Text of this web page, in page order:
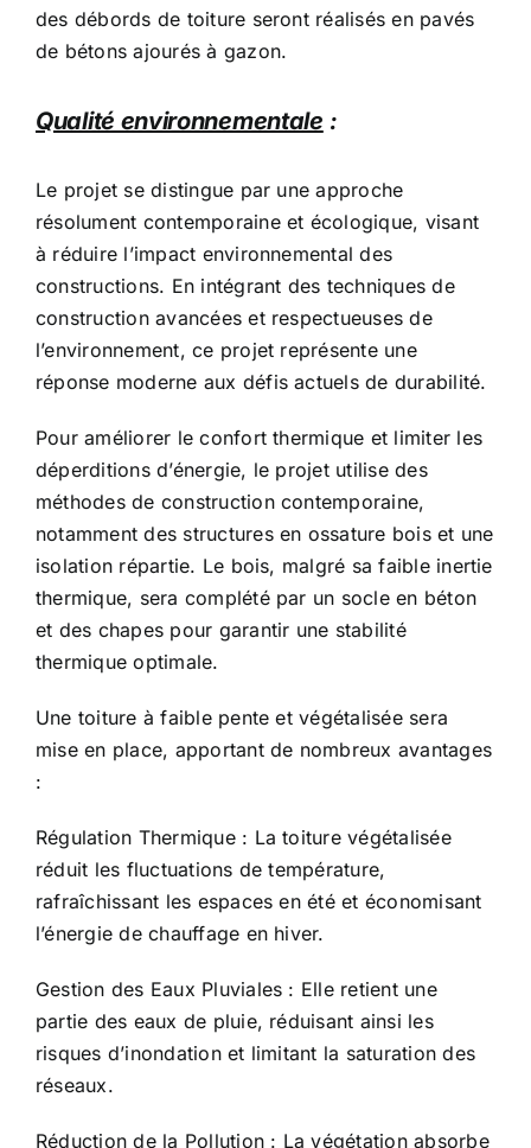
des débords de toiture seront réalisés en pavés
de bétons ajourés à gazon.
Qualité environnementale :
Le projet se distingue par une approche
résolument contemporaine et écologique, visant
à réduire l’impact environnemental des
constructions. En intégrant des techniques de
construction avancées et respectueuses de
l’environnement, ce projet représente une
réponse moderne aux défis actuels de durabilité.
Pour améliorer le confort thermique et limiter les
déperditions d’énergie, le projet utilise des
méthodes de construction contemporaine,
notamment des structures en ossature bois et une
isolation répartie. Le bois, malgré sa faible inertie
thermique, sera complété par un socle en béton
et des chapes pour garantir une stabilité
thermique optimale.
Une toiture à faible pente et végétalisée sera
mise en place, apportant de nombreux avantages
:
Régulation Thermique : La toiture végétalisée
réduit les fluctuations de température,
rafraîchissant les espaces en été et économisant
l’énergie de chauffage en hiver.
Gestion des Eaux Pluviales : Elle retient une
partie des eaux de pluie, réduisant ainsi les
risques d’inondation et limitant la saturation des
réseaux.
Réduction de la Pollution : La végétation absorbe